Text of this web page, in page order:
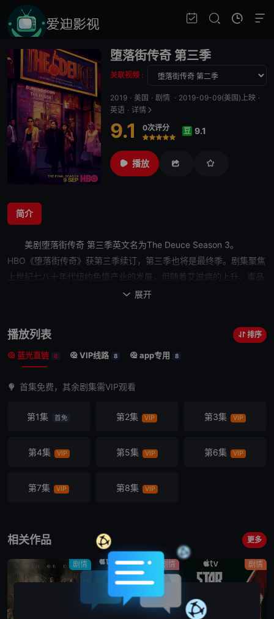
堕落街传奇 第三季
关联视频 :
2019 · 美国 · 剧情 · 2019-09-09(美国)上映 ·
英语 · 详情
9.1 0次评分
很差较差
还行推荐力荐
豆 9.1
播放
简介
美剧堕落街传奇 第三季英文名为The Deuce Season 3。
HBO《堕落街传奇》获第三季续订，第三季也将是最终季。剧集聚焦
上世纪七八十年代纽约色情产业的发展，但随着艾滋病的上升、毒品
和暴力的泛滥，以及房地产业的更迭，色情行业被渐渐肃清。
 展开
播放列表 排序
蓝光直链 8 VIP线路 8 app专用 8
首集免费，其余剧集需VIP观看
第1集 首免 第2集 VIP 第3集 VIP
第4集 VIP 第5集 VIP 第6集 VIP
第7集 VIP 第8集 VIP
相关作品 更多
剧情 剧情 剧情